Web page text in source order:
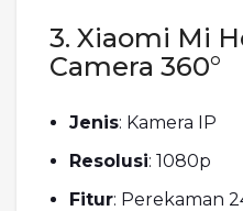
3. Xiaomi Mi
Camera 360°
Jenis: Kamera IP
Resolusi: 1080p
Fitur: Perekaman